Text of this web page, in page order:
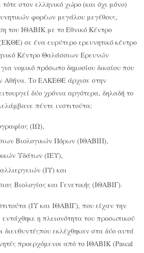
στον ελληνικό χώρο (και όχι μόνο)
φορέων μεγάλου μεγέθους,
του ΙΘΑΒΙΚ με το Εθνικό Κέντρο
σε ένα ευρύτερο ερευνητικό κέντρο
Κέντρο Θαλάσσιων Ερευνών
νομικό πρόσωπο δημοσίου δικαίου που
Αθήνα. Το ΕΛΚΕΘΕ άρχισε στην
δύο χρόνια αργότερα, δηλαδή το
πέντε ινστιτούτα:
(ΙΩ),
Βιολογικών Πόρων (ΙΘΑΒΙΠ),
Υδάτων (ΙΕΥ),
(ΙΥ) και
Βιολογίας και Γενετικής (ΙΘΑΒΙΓ).
(ΙΥ και ΙΘΑΒΙΓ), που είχαν την
η πλειονότητα του προσωπικού
εκλέχθηκαν στα δύο αυτά
προερχόμενοι από το ΙΘΑΒΙΚ (Pascal